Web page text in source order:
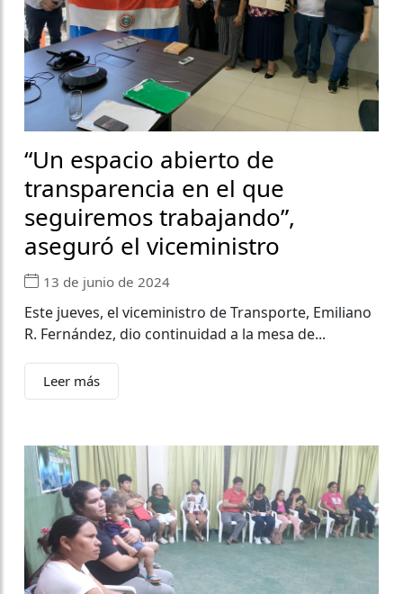
“Un espacio abierto de
transparencia en el que
seguiremos trabajando”,
aseguró el viceministro
13 de junio de 2024
Este jueves, el viceministro de Transporte, Emiliano
R. Fernández, dio continuidad a la mesa de...
Leer más